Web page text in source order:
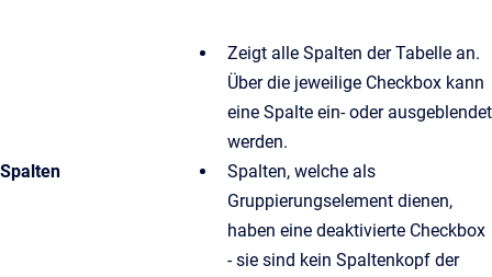
Spalten
Zeigt alle Spalten der Tabelle an.
Über die jeweilige Checkbox kann
eine Spalte ein- oder ausgeblendet
werden.
Spalten, welche als
Gruppierungselement dienen,
haben eine deaktivierte Checkbox
- sie sind kein Spaltenkopf der